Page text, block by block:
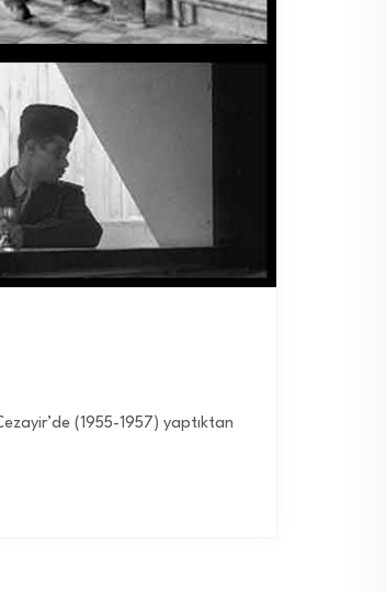
(1955-1957) yaptıktan